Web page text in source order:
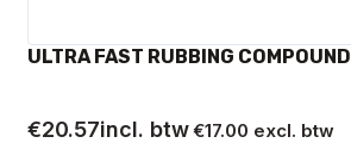
ULTRA FAST RUBBING COMPOUND
€20.57incl. btw€17.00 excl. btw